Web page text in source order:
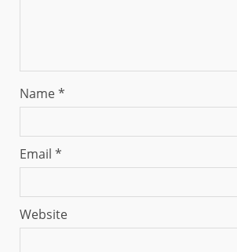
Name*
Email *
Website